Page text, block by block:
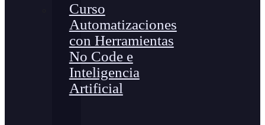
Curso
Automatizaciones
con Herramientas
No Code e
Inteligencia
Artificial